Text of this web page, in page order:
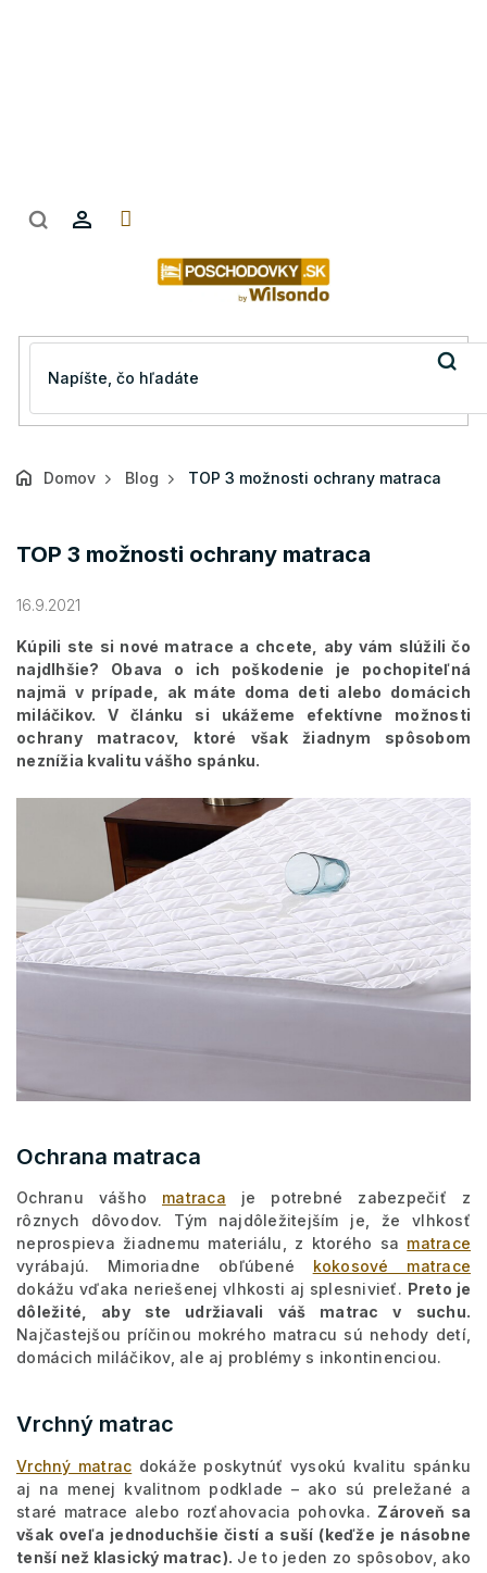
Domov Blog TOP 3 možnosti ochrany matraca
TOP 3 možnosti ochrany matraca
16.9.2021
Kúpili ste si nové matrace a chcete, aby vám slúžili čo
najdlhšie? Obava o ich poškodenie je pochopiteľná
najmä v prípade, ak máte doma deti alebo domácich
miláčikov. V článku si ukážeme efektívne možnosti
ochrany matracov, ktoré však žiadnym spôsobom
neznížia kvalitu vášho spánku.
Ochrana matraca
Ochranu vášho matraca je potrebné zabezpečiť z
rôznych dôvodov. Tým najdôležitejším je, že vlhkosť
neprospieva žiadnemu materiálu, z ktorého sa matrace
vyrábajú. Mimoriadne obľúbené kokosové matrace
dokážu vďaka neriešenej vlhkosti aj splesnivieť. Preto je
dôležité, aby ste udržiavali váš matrac v suchu.
Najčastejšou príčinou mokrého matracu sú nehody detí,
domácich miláčikov, ale aj problémy s inkontinenciou.
Vrchný matrac
Vrchný matrac dokáže poskytnúť vysokú kvalitu spánku
aj na menej kvalitnom podklade – ako sú preležané a
staré matrace alebo rozťahovacia pohovka. Zároveň sa
však oveľa jednoduchšie čistí a suší (keďže je násobne
tenší než klasický matrac). Je to jeden zo spôsobov, ako